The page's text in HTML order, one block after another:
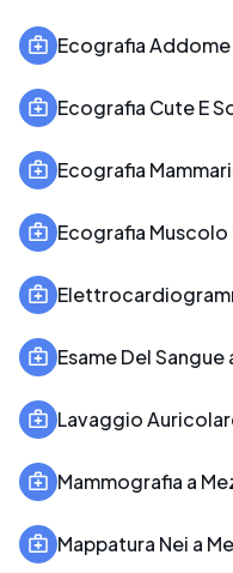
Ecografia
Ecografia Cute E
Ecografia
Ecografia Muscolo
Esame Del Sangue
Lavaggio
Mammografia a
Mappatura Nei a